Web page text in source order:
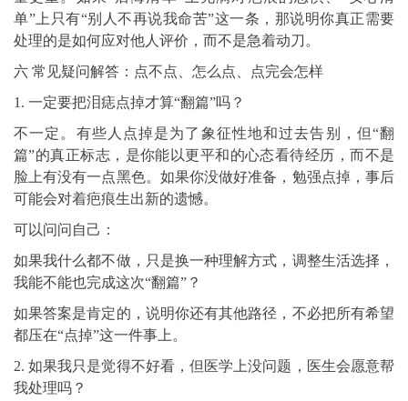
单”上只有“别人不再说我命苦”这一条，那说明你真正需要
处理的是如何应对他人评价，而不是急着动刀。
六 常见疑问解答：点不点、怎么点、点完会怎样
1. 一定要把泪痣点掉才算“翻篇”吗？
不一定。有些人点掉是为了象征性地和过去告别，但“翻
篇”的真正标志，是你能以更平和的心态看待经历，而不是
脸上有没有一点黑色。如果你没做好准备，勉强点掉，事后
可能会对着疤痕生出新的遗憾。
可以问问自己：
如果我什么都不做，只是换一种理解方式，调整生活选择，
我能不能也完成这次“翻篇”？
如果答案是肯定的，说明你还有其他路径，不必把所有希望
都压在“点掉”这一件事上。
2. 如果我只是觉得不好看，但医学上没问题，医生会愿意帮
我处理吗？